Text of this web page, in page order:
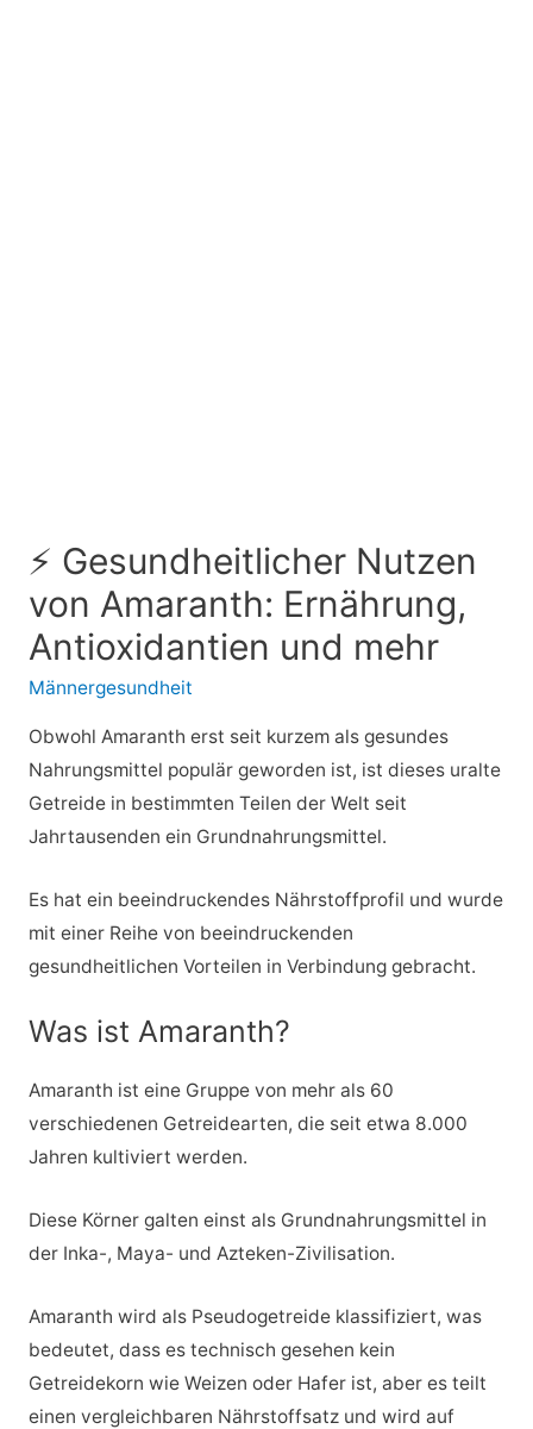
⚡ Gesundheitlicher Nutzen
von Amaranth: Ernährung,
Antioxidantien und mehr
Männergesundheit
Obwohl Amaranth erst seit kurzem als gesundes
Nahrungsmittel populär geworden ist, ist dieses uralte
Getreide in bestimmten Teilen der Welt seit
Jahrtausenden ein Grundnahrungsmittel.
Es hat ein beeindruckendes Nährstoffprofil und wurde
mit einer Reihe von beeindruckenden
gesundheitlichen Vorteilen in Verbindung gebracht.
Was ist Amaranth?
Amaranth ist eine Gruppe von mehr als 60
verschiedenen Getreidearten, die seit etwa 8.000
Jahren kultiviert werden.
Diese Körner galten einst als Grundnahrungsmittel in
der Inka-, Maya- und Azteken-Zivilisation.
Amaranth wird als Pseudogetreide klassifiziert, was
bedeutet, dass es technisch gesehen kein
Getreidekorn wie Weizen oder Hafer ist, aber es teilt
einen vergleichbaren Nährstoffsatz und wird auf